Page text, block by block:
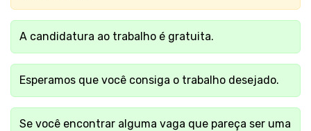
A candidatura ao trabalho é gratuita.
Esperamos que você consiga o trabalho desejado.
Se você encontrar alguma vaga que pareça ser uma